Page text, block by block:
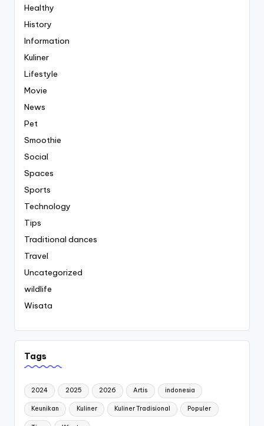
Healthy
History
Information
Kuliner
Lifestyle
Movie
News
Pet
Smoothie
Social
Spaces
Sports
Technology
Tips
Traditional dances
Travel
Uncategorized
wildlife
Wisata
Tags
2024 2025 2026 Artis indonesia
Keunikan Kuliner Kuliner Tradisional Populer